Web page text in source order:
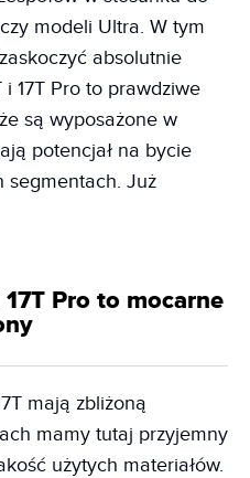
modeli Ultra. W tym
absolutnie
i 17T Pro to prawdziwe
są wyposażone w
potencjał na bycie
segmentach. Już
Pro to mocarne
mają zbliżoną
mamy tutaj przyjemny
użytych materiałów.